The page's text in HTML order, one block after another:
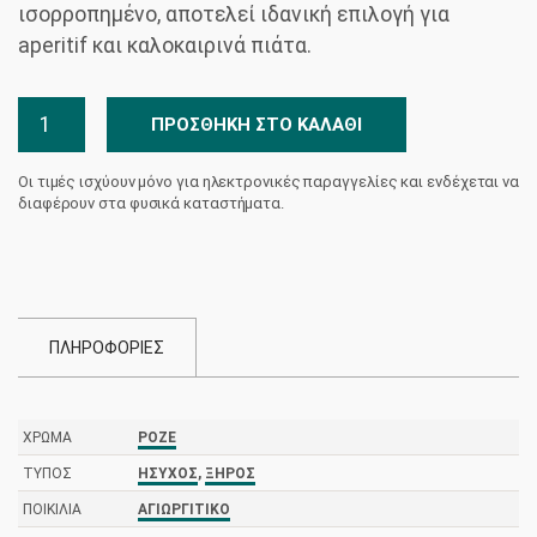
ισορροπημένο, αποτελεί ιδανική επιλογή για
aperitif και καλοκαιρινά πιάτα.
Στροφιλιά
Ροζέ
ποσότητα
ΠΡΟΣΘΉΚΗ ΣΤΟ ΚΑΛΆΘΙ
Οι τιμές ισχύουν μόνο για ηλεκτρονικές παραγγελίες και ενδέχεται να
διαφέρουν στα φυσικά καταστήματα.
ΠΛΗΡΟΦΟΡΙΕΣ
ΧΡΏΜΑ ΡΟΖΈ
ΤΎΠΟΣ ΉΣΥΧΟΣ, ΞΗΡΌΣ
ΠΟΙΚΙΛΊΑ ΑΓΙΩΡΓΊΤΙΚΟ